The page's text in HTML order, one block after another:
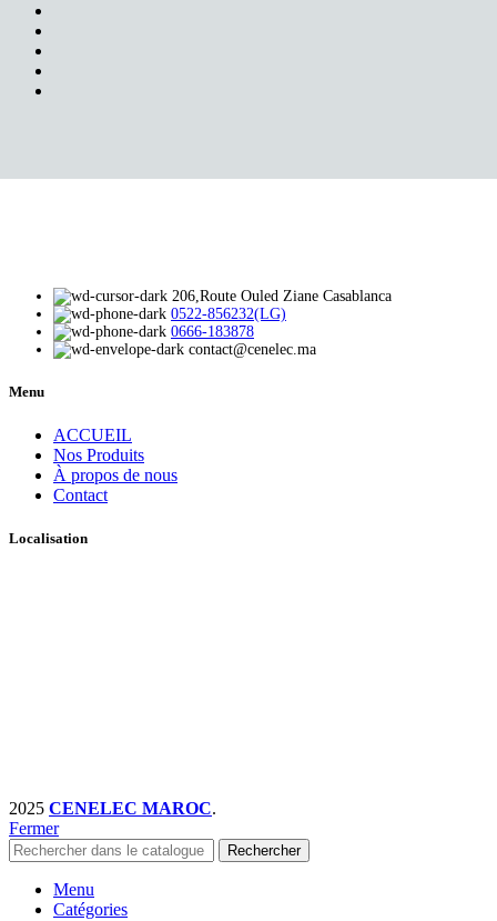
206,Route Ouled Ziane Casablanca
0522-856232(LG)
0666-183878
contact@cenelec.ma
Menu
ACCUEIL
Nos Produits
À propos de nous
Contact
Localisation
2025 CENELEC MAROC.
Fermer
Rechercher
Menu
Catégories